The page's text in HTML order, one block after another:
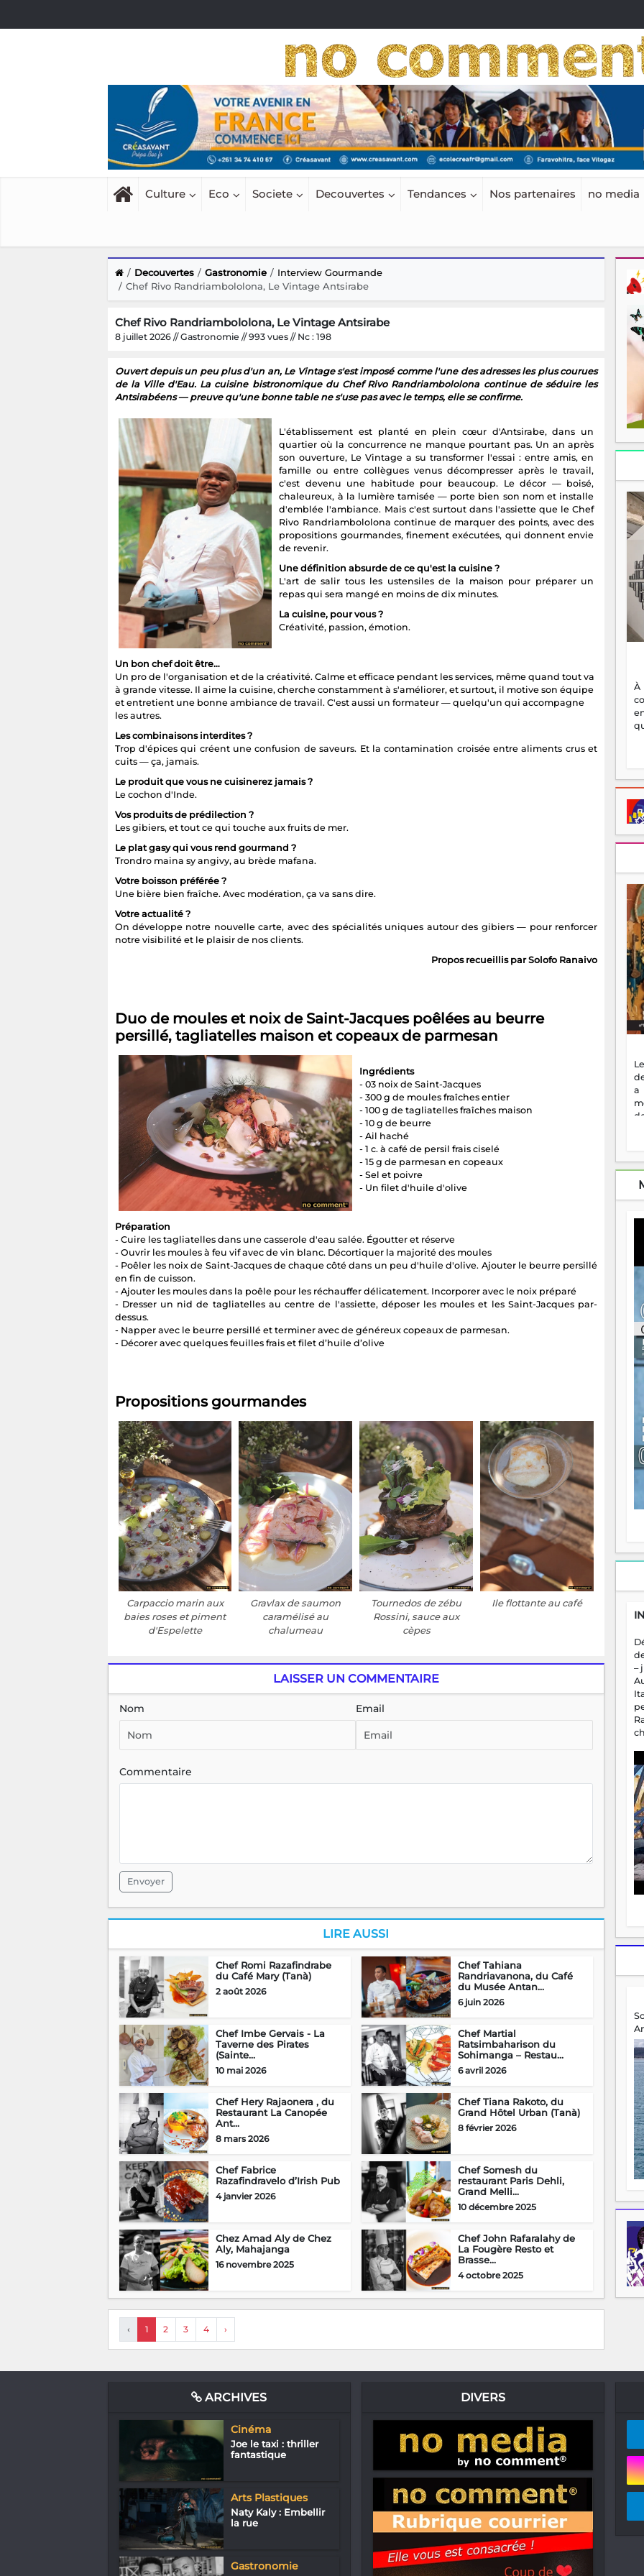
Culture Eco Societe Decouvertes Tendances Nos partenaires no media
Decouvertes Gastronomie
Interview Gourmande
Chef Rivo Randriambololona, Le Vintage Antsirabe
Chef Rivo Randriambololona, Le Vintage Antsirabe
8 juillet 2026 // Gastronomie // 993 vues // Nc : 198
Ouvert depuis un peu plus d'un an, Le Vintage s'est imposé comme l'une des adresses les plus courues
de la Ville d'Eau. La cuisine bistronomique du Chef Rivo Randriambololona continue de séduire les
Antsirabéens — preuve qu'une bonne table ne s'use pas avec le temps, elle se confirme.
L'établissement est planté en plein cœur d'Antsirabe, dans un
quartier où la concurrence ne manque pourtant pas. Un an après
son ouverture, Le Vintage a su transformer l'essai : entre amis, en
famille ou entre collègues venus décompresser après le travail,
c'est devenu une habitude pour beaucoup. Le décor — boisé,
chaleureux, à la lumière tamisée — porte bien son nom et installe
d'emblée l'ambiance. Mais c'est surtout dans l'assiette que le Chef
Rivo Randriambololona continue de marquer des points, avec des
propositions gourmandes, finement exécutées, qui donnent envie
de revenir.
Une définition absurde de ce qu'est la cuisine ?
L'art de salir tous les ustensiles de la maison pour préparer un
repas qui sera mangé en moins de dix minutes.
La cuisine, pour vous ?
Créativité, passion, émotion.
Un bon chef doit être…
Un pro de l'organisation et de la créativité. Calme et efficace pendant les services, même quand tout va
à grande vitesse. Il aime la cuisine, cherche constamment à s'améliorer, et surtout, il motive son équipe
et entretient une bonne ambiance de travail. C'est aussi un formateur — quelqu'un qui accompagne
les autres.
Les combinaisons interdites ?
Trop d'épices qui créent une confusion de saveurs. Et la contamination croisée entre aliments crus et
cuits — ça, jamais.
Le produit que vous ne cuisinerez jamais ?
Le cochon d'Inde.
Vos produits de prédilection ?
Les gibiers, et tout ce qui touche aux fruits de mer.
Le plat gasy qui vous rend gourmand ?
Trondro maina sy angivy, au brède mafana.
Votre boisson préférée ?
Une bière bien fraîche. Avec modération, ça va sans dire.
Votre actualité ?
On développe notre nouvelle carte, avec des spécialités uniques autour des gibiers — pour renforcer
notre visibilité et le plaisir de nos clients.
Propos recueillis par Solofo Ranaivo
Duo de moules et noix de Saint-Jacques poêlées au beurre
persillé, tagliatelles maison et copeaux de parmesan
Ingrédients
- 03 noix de Saint-Jacques
- 300 g de moules fraîches entier
- 100 g de tagliatelles fraîches maison
- 10 g de beurre
- Ail haché
- 1 c. à café de persil frais ciselé
- 15 g de parmesan en copeaux
- Sel et poivre
- Un filet d'huile d'olive
Préparation
- Cuire les tagliatelles dans une casserole d'eau salée. Égoutter et réserve
- Ouvrir les moules à feu vif avec de vin blanc. Décortiquer la majorité des moules
- Poêler les noix de Saint-Jacques de chaque côté dans un peu d'huile d'olive. Ajouter le beurre persillé
en fin de cuisson.
- Ajouter les moules dans la poêle pour les réchauffer délicatement. Incorporer avec le noix préparé
- Dresser un nid de tagliatelles au centre de l'assiette, déposer les moules et les Saint-Jacques par-
dessus.
- Napper avec le beurre persillé et terminer avec de généreux copeaux de parmesan.
- Décorer avec quelques feuilles frais et filet d’huile d’olive
Propositions gourmandes
Carpaccio marin aux
baies roses et piment
d'Espelette
Gravlax de saumon
caramélisé au
chalumeau
Tournedos de zébu
Rossini, sauce aux
cèpes
Ile flottante au café
LAISSER UN COMMENTAIRE
Nom Email
Commentaire
Envoyer
LIRE AUSSI
Chef Romi Razafindrabe
du Café Mary (Tanà)
2 août 2026
Chef Tahiana
Randriavanona, du Café
du Musée Antan...
6 juin 2026
Chef Imbe Gervais - La
Taverne des Pirates
(Sainte...
10 mai 2026
Chef Martial
Ratsimbaharison du
Sohimanga – Restau...
6 avril 2026
Chef Hery Rajaonera , du
Restaurant La Canopée
Ant...
8 mars 2026
Chef Tiana Rakoto, du
Grand Hôtel Urban (Tanà)
8 février 2026
Chef Fabrice
Razafindravelo d’Irish Pub
4 janvier 2026
Chef Somesh du
restaurant Paris Dehli,
Grand Melli...
10 décembre 2025
Chez Amad Aly de Chez
Aly, Mahajanga
16 novembre 2025
Chef John Rafaralahy de
La Fougère Resto et
Brasse...
4 octobre 2025
‹ 1 2 3 4 ›
a
–
ARCHIVES
Cinéma
Joe le taxi : thriller
fantastique
Arts Plastiques
Naty Kaly : Embellir
la rue
Gastronomie
DIVERS